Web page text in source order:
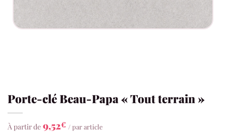
Porte-clé Beau-Papa « Tout terrain »
À partir de 9,52€ / par article